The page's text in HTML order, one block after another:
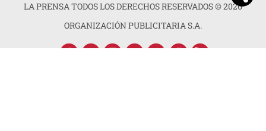
LA PRENSA TODOS LOS DERECHOS RESERVADOS ©2026
ORGANIZACIÓN PUBLICITARIA S.A.